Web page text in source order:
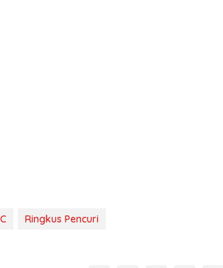
Ringkus Pencuri